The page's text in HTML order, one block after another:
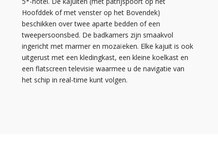
Hoofddek of met venster op het Bovendek)
beschikken over twee aparte bedden of een
tweepersoonsbed. De badkamers zijn smaakvol
ingericht met marmer en mozaïeken. Elke kajuit is ook
uitgerust met een kledingkast, een kleine koelkast en
een flatscreen televisie waarmee u de navigatie van
het schip in real-time kunt volgen.